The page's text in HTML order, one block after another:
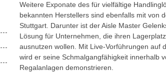
Weitere Exponate des für vielfältige
bekannten Herstellers sind ebenfalls mit von
Stuttgart. Darunter ist der Aisle Master
Lösung für Unternehmen, die ihren
ausnutzen wollen. Mit Live-Vorführungen auf
wird er seine Schmalgangfähigkeit innerhalb
Regalanlagen demonstrieren.